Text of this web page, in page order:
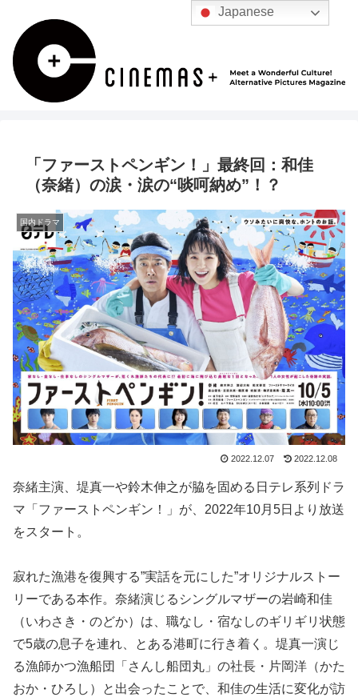
「ファーストペンギン！」最終回：和佳
（奈緒）の涙・涙の“啖呵納め”！？
国内ドラマ
2022.12.07 2022.12.08
奈緒主演、堤真一や鈴木伸之が脇を固める日テレ系列ドラ
マ「ファーストペンギン！」が、2022年10月5日より放送
をスタート。
寂れた漁港を復興する”実話を元にした”オリジナルストー
リーである本作。奈緒演じるシングルマザーの岩崎和佳
（いわさき・のどか）は、職なし・宿なしのギリギリ状態
で5歳の息子を連れ、とある港町に行き着く。堤真一演じ
る漁師かつ漁船団「さんし船団丸」の社長・片岡洋（かた
おか・ひろし）と出会ったことで、和佳の生活に変化が訪
Japanese